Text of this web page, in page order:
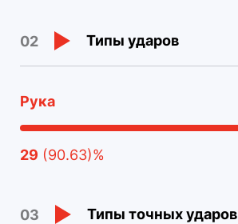
02 Типы ударов
Рука
29 (90.63)%
03 Типы точных ударов